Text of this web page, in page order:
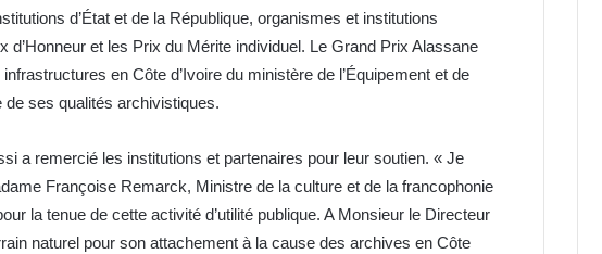
d’État et de la République, organismes et institutions
d’Honneur et les Prix du Mérite individuel. Le Grand Prix Alassane
en Côte d’Ivoire du ministère de l’Équipement et de
de ses qualités archivistiques.
a remercié les institutions et partenaires pour leur soutien. « Je
Françoise Remarck, Ministre de la culture et de la francophonie
la tenue de cette activité d’utilité publique. A Monsieur le Directeur
naturel pour son attachement à la cause des archives en Côte